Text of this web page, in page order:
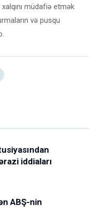
müdafiə etmək
və pusqu
iddiaları
ABŞ-nin